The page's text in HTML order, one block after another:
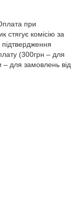
при
стягує комісію за
(300грн – для
– для замовлень від